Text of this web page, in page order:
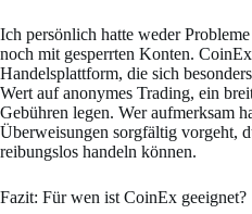
Ich persönlich hatte weder
noch mit gesperrten Konten.
Handelsplattform, die sich
Wert auf anonymes Trading, ein
Gebühren legen. Wer aufmerksam
Überweisungen sorgfältig vorgeht,
reibungslos handeln können.
Fazit: Für wen ist CoinEx geeignet?